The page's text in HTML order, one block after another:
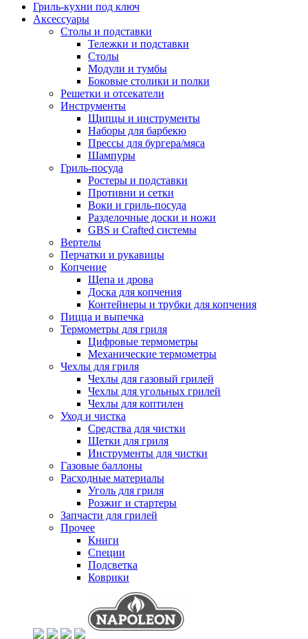
Гриль-кухни под ключ
Аксессуары
Столы и подставки
Тележки и подставки
Столы
Модули и тумбы
Боковые столики и полки
Решетки и отсекатели
Инструменты
Щипцы и инструменты
Наборы для барбекю
Прессы для бургера/мяса
Шампуры
Гриль-посуда
Ростеры и подставки
Противни и сетки
Воки и гриль-посуда
Разделочные доски и ножи
GBS и Crafted системы
Вертелы
Перчатки и рукавицы
Копчение
Щепа и дрова
Доска для копчения
Контейнеры и трубки для копчения
Пицца и выпечка
Термометры для гриля
Цифровые термометры
Механические термометры
Чехлы для гриля
Чехлы для газовый грилей
Чехлы для угольных грилей
Чехлы для коптилен
Уход и чистка
Средства для чистки
Щетки для гриля
Инструменты для чистки
Газовые баллоны
Расходные материалы
Уголь для гриля
Розжиг и стартеры
Запчасти для грилей
Прочее
Книги
Специи
Подсветка
Коврики